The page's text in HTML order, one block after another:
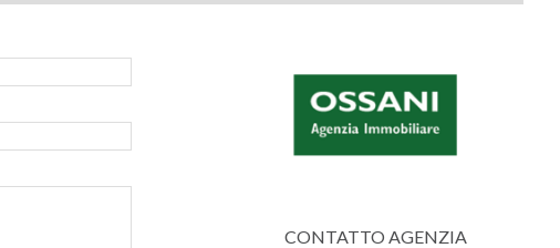
CONTATTO AGENZIA